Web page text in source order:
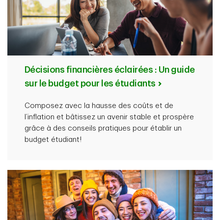
Décisions financières éclairées : Un guide
sur le budget pour les étudiants
Composez avec la hausse des coûts et de
l’inflation et bâtissez un avenir stable et prospère
grâce à des conseils pratiques pour établir un
budget étudiant!